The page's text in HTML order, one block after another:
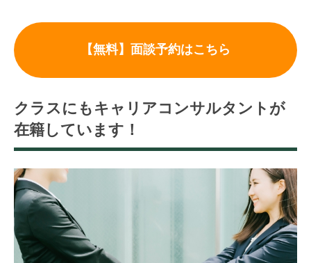
【無料】面談予約はこちら
クラスにもキャリアコンサルタントが
在籍しています！